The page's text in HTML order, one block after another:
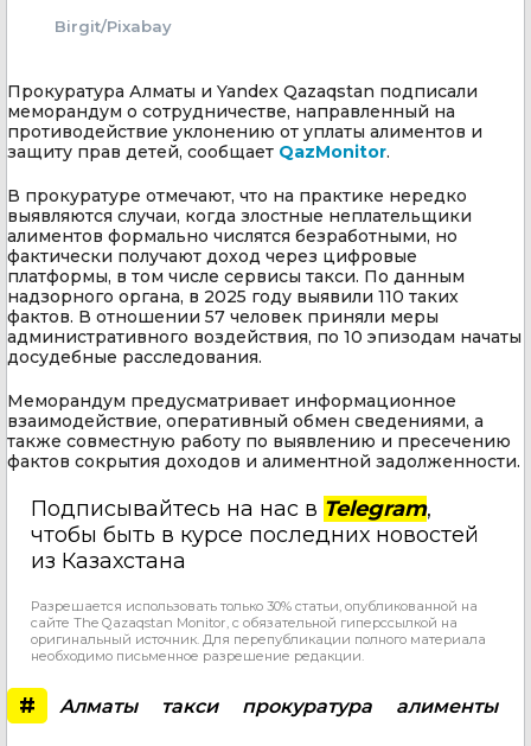
Birgit/Pixabay
Прокуратура Алматы и Yandex Qazaqstan подписали
меморандум о сотрудничестве, направленный на
противодействие уклонению от уплаты алиментов и
защиту прав детей, сообщает QazMonitor.
В прокуратуре отмечают, что на практике нередко
выявляются случаи, когда злостные неплательщики
алиментов формально числятся безработными, но
фактически получают доход через цифровые
платформы, в том числе сервисы такси. По данным
надзорного органа, в 2025 году выявили 110 таких
фактов. В отношении 57 человек приняли меры
административного воздействия, по 10 эпизодам начаты
досудебные расследования.
Меморандум предусматривает информационное
взаимодействие, оперативный обмен сведениями, а
также совместную работу по выявлению и пресечению
фактов сокрытия доходов и алиментной задолженности.
Подписывайтесь на нас в Telegram,
чтобы быть в курсе последних новостей
из Казахстана
Разрешается использовать только 30% статьи, опубликованной на
сайте The Qazaqstan Monitor, с обязательной гиперссылкой на
оригинальный источник. Для перепубликации полного материала
необходимо письменное разрешение редакции.
# Алматы такси прокуратура алименты